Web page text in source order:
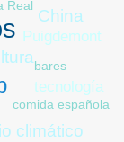
China
climático
Puigdemont
tecnología
bares
Real
comida española